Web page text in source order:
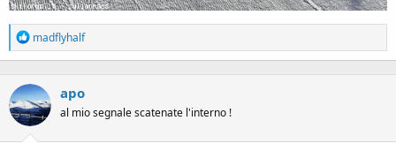
R
e
a
t
i
o
n
madflyhalf
apo
al mio segnale scatenate l'interno !